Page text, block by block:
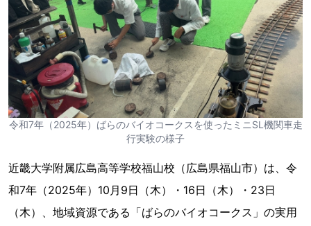
令和7年（2025年）ばらのバイオコークスを使ったミニSL機関車走
行実験の様子
近畿大学附属広島高等学校福山校（広島県福山市）は、令
和7年（2025年）10月9日（木）・16日（木）・23日
（木）、地域資源である「ばらのバイオコークス」の実用